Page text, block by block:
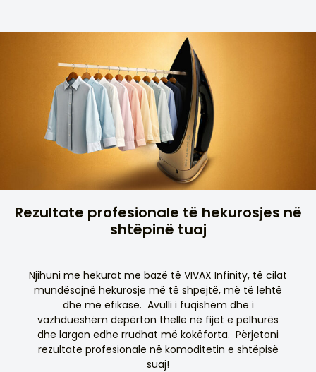
Rezultate profesionale të hekurosjes në
shtëpinë tuaj
Njihuni me hekurat me bazë të VIVAX Infinity, të cilat
mundësojnë hekurosje më të shpejtë, më të lehtë
dhe më efikase. Avulli i fuqishëm dhe i
vazhdueshëm depërton thellë në fijet e pëlhurës
dhe largon edhe rrudhat më kokëforta. Përjetoni
rezultate profesionale në komoditetin e shtëpisë
suaj!